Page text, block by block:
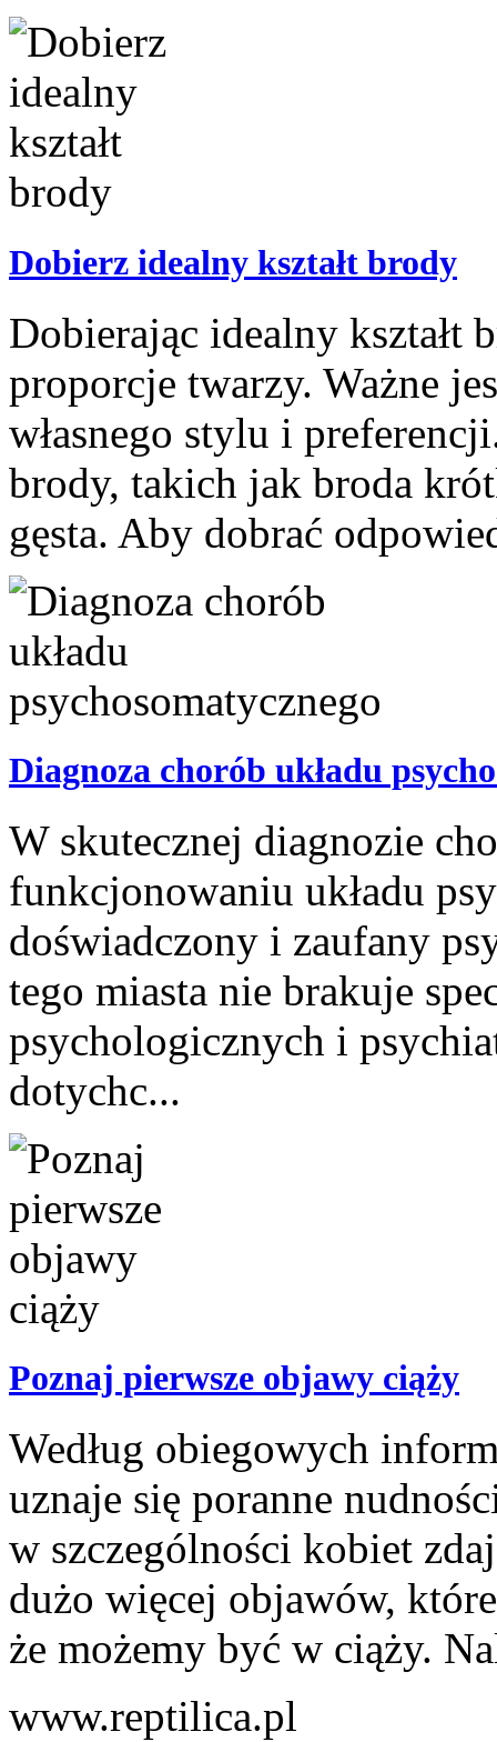
Dobierz idealny kształt brody
Dobierając idealny kształt
proporcje twarzy. Ważne
własnego stylu i
brody, takich jak broda
gęsta. Aby dobrać
Diagnoza chorób układu
W skutecznej diagnozie
funkcjonowaniu układu
doświadczony i zaufany
tego miasta nie brakuje
psychologicznych i
dotychc...
Poznaj pierwsze objawy ciąży
Według obiegowych
uznaje się poranne
w szczególności kobiet
dużo więcej objawów,
że możemy być w ciąży.
www.reptilica.pl